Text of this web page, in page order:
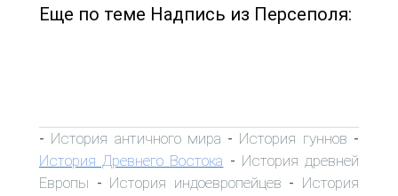
Еще по теме Надпись из Персеполя:
- История античного мира - История гуннов -
История Древнего Востока - История древней
Европы - История индоевропейцев - История